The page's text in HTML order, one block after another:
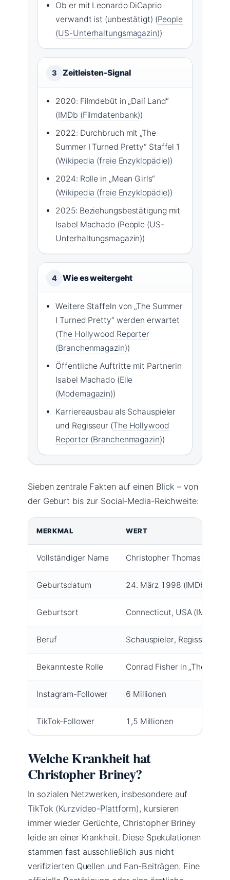
Ob er mit Leonardo DiCaprio
verwandt ist (unbestätigt) (People
(US-Unterhaltungsmagazin))
3 Zeitleisten-Signal
2020: Filmdebüt in „Dalí Land“
(IMDb (Filmdatenbank))
2022: Durchbruch mit „The
Summer I Turned Pretty“ Staffel 1
(Wikipedia (freie Enzyklopädie))
2024: Rolle in „Mean Girls“
(Wikipedia (freie Enzyklopädie))
2025: Beziehungsbestätigung mit
Isabel Machado (People (US-
Unterhaltungsmagazin))
4 Wie es weitergeht
Weitere Staffeln von „The Summer
I Turned Pretty“ werden erwartet
(The Hollywood Reporter
(Branchenmagazin))
Öffentliche Auftritte mit Partnerin
Isabel Machado (Elle
(Modemagazin))
Karriereausbau als Schauspieler
und Regisseur (The Hollywood
Reporter (Branchenmagazin))
Sieben zentrale Fakten auf einen Blick – von
der Geburt bis zur Social-Media-Reichweite:
MERKMAL WERT
Vollständiger Name Christopher Thomas Briney
Geburtsdatum 24. März 1998 (IMDb
Geburtsort Connecticut, USA (IMDb
Beruf Schauspieler, Regisseur
Bekannteste Rolle Conrad Fisher in „The
Instagram-Follower 6 Millionen
TikTok-Follower 1,5 Millionen
Welche Krankheit hat
Christopher Briney?
In sozialen Netzwerken, insbesondere auf
TikTok (Kurzvideo-Plattform), kursieren
immer wieder Gerüchte, Christopher Briney
leide an einer Krankheit. Diese Spekulationen
stammen fast ausschließlich aus nicht
verifizierten Quellen und Fan-Beiträgen. Eine